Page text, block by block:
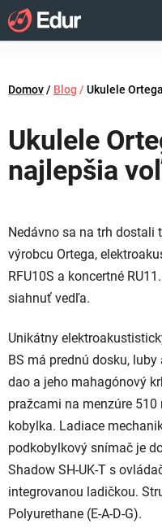
Prejsť
na
obsah
Domov/ Blog / Ukulele
Ukulele
najlepšia
Nedávno sa na trh dostali
výrobcu Ortega,
RFU10S a koncertné
siahnuť vedľa.
Unikátny
BS má prednú dosku,
dao a jeho mahagónový
pražcami na menzúre
kobylka. Ladiace
podkobylkový snímač je
Shadow SH-UK-T s
integrovanou ladičkou.
Polyurethane (E-A-D-G).